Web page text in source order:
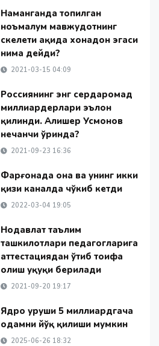
Наманганда топилган
ноъмалум мавжудотнинг
скелети ҳақида хонадон эгаси
нима дейди?
2021-03-15 04:09
Россиянинг энг сердаромад
миллиардерлари эълон
қилинди. Алишер Усмонов
нечанчи ўринда?
2021-09-23 16:36
Фарғонада она ва унинг икки
қизи каналда чўкиб кетди
2022-03-04 19:05
Нодавлат таълим
ташкилотлари педагогларига
аттестациядан ўтиб тоифа
олиш ҳуқуқи берилади
2021-09-20 19:17
Ядро уруши 5 миллиардгача
одамни йўқ қилиши мумкин
2025-06-26 18:32